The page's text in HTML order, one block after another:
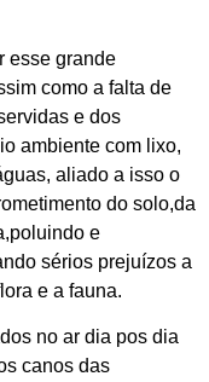
esse grande
como a falta de
e dos
ambiente com lixo,
aliado a isso o
do solo,da
e
sérios prejuízos a
e a fauna.
no ar dia pos dia
canos das